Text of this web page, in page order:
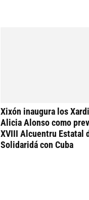
Xixón inaugura los
Alicia Alonso como
XVIII Alcuentru Estatal
Solidaridá con Cuba